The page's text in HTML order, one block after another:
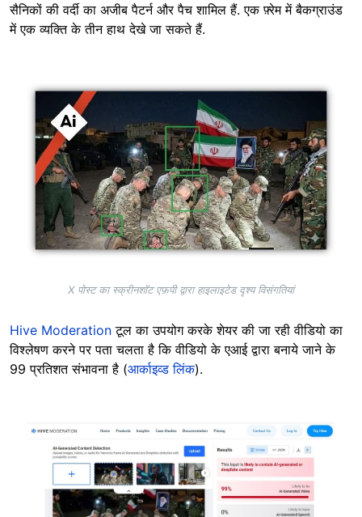
सैनिकों की वर्दी का अजीब पैटर्न और पैच शामिल हैं. एक फ़्रेम में बैकग्राउंड
में एक व्यक्ति के तीन हाथ देखे जा सकते हैं.
Image
X पोस्ट का स्क्रीनशॉट एफ़पी द्वारा हाइलाइटेड दृश्य विसंगतियां
Hive Moderation टूल का उपयोग करके शेयर की जा रही वीडियो का
विश्लेषण करने पर पता चलता है कि वीडियो के एआई द्वारा बनाये जाने के
99 प्रतिशत संभावना है (आर्काइव्ड लिंक).
Image